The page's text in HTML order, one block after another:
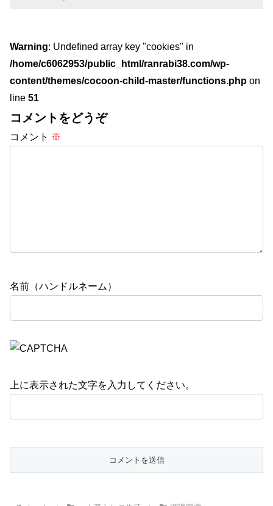
Warning: Undefined array key "cookies" in
/home/c6062953/public_html/ranrabi38.com/wp-
content/themes/cocoon-child-master/functions.php on
line 51
コメントをどうぞ
コメント ※
名前（ハンドルネーム）
上に表示された文字を入力してください。